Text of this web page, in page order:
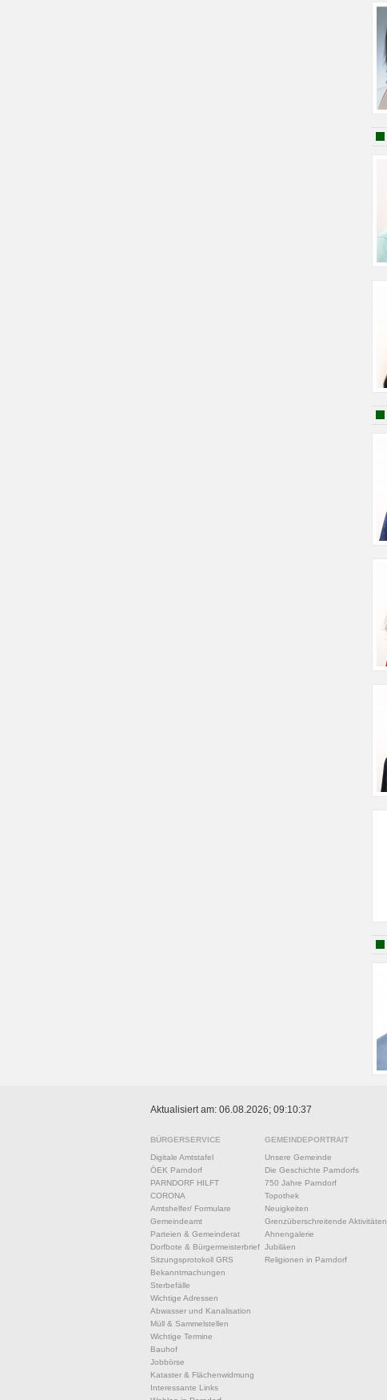
Aktualisiert am: 06.08.2026; 09:10:37
BÜRGERSERVICE
Digitale Amtstafel
ÖEK Parndorf
PARNDORF HILFT
CORONA
Amtshelfer/ Formulare
Gemeindeamt
Parteien & Gemeinderat
Dorfbote & Bürgermeisterbrief
Sitzungsprotokoll GRS
Bekanntmachungen
Sterbefälle
Wichtige Adressen
Abwasser und Kanalisation
Müll & Sammelstellen
Wichtige Termine
Bauhof
Jobbörse
Kataster & Flächenwidmung
Interessante Links
GEMEINDEPORTRAIT
Unsere Gemeinde
Die Geschichte Parndorfs
750 Jahre Parndorf
Topothek
Neuigkeiten
Grenzüberschreitende Aktivitäten
Ahnengalerie
Jubiläen
Religionen in Parndorf